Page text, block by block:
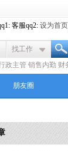
客服qq2: 设为首页
找工作
政主管 销售内勤 财
朋友圈